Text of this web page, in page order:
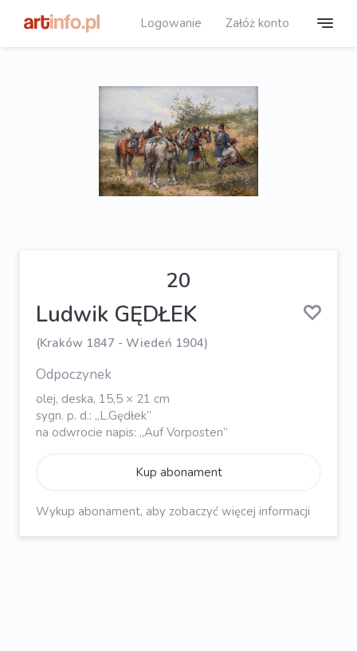
Logowanie Załóż konto
20
Ludwik GĘDŁEK
(Kraków 1847 - Wiedeń 1904)
Odpoczynek
olej, deska, 15,5 × 21 cm
sygn. p. d.: „L.Gędłek”
na odwrocie napis: „Auf Vorposten”
Kup abonament
Wykup abonament, aby zobaczyć więcej informacji